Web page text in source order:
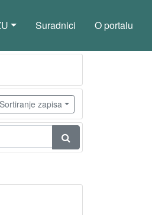
Suradnici O portalu
Sortiranje zapisa